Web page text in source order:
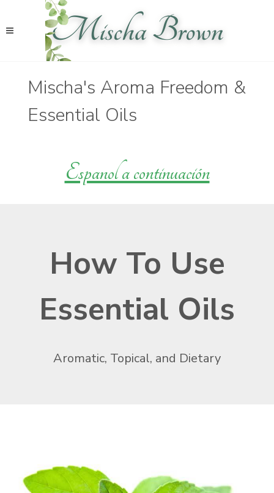
Mischa's Aroma Freedom &
Essential Oils
Espanol a continuación
How To Use
Essential Oils
Aromatic, Topical, and Dietary